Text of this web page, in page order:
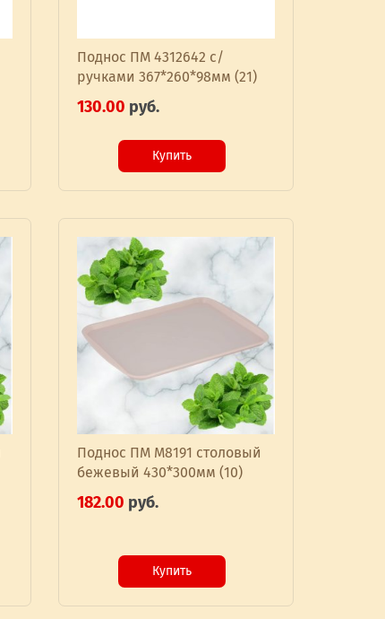
Поднос ПМ 4312642 с/
ручками 367*260*98мм (21)
130.00 руб.
Купить
Поднос ПМ М8191 столовый
бежевый 430*300мм (10)
182.00 руб.
Купить